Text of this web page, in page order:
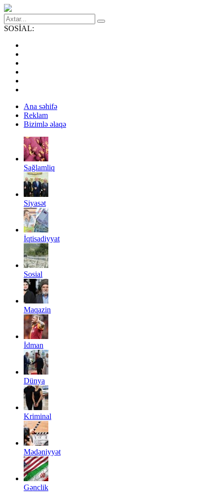
SOSİAL:
Ana səhifə
Reklam
Bizimlə əlaqə
Sağlamliq
Siyasət
İqtisadiyyat
Sosial
Maqazin
İdman
Dünya
Kriminal
Mədəniyyət
Gənclik